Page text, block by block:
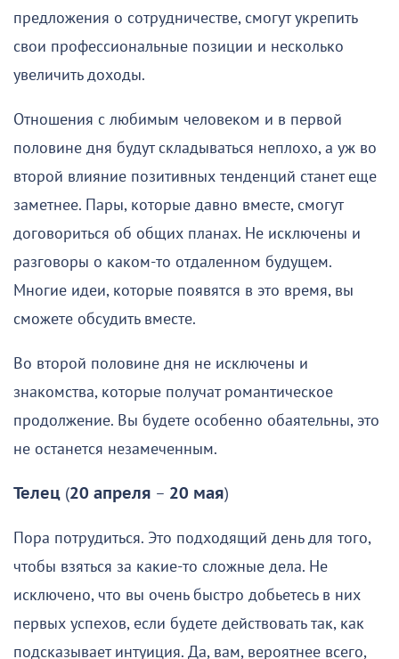
предложения о сотрудничестве, смогут укрепить
свои профессиональные позиции и несколько
увеличить доходы.
Отношения с любимым человеком и в первой
половине дня будут складываться неплохо, а уж во
второй влияние позитивных тенденций станет еще
заметнее. Пары, которые давно вместе, смогут
договориться об общих планах. Не исключены и
разговоры о каком-то отдаленном будущем.
Многие идеи, которые появятся в это время, вы
сможете обсудить вместе.
Во второй половине дня не исключены и
знакомства, которые получат романтическое
продолжение. Вы будете особенно обаятельны, это
не останется незамеченным.
Телец (20 апреля – 20 мая)
Пора потрудиться. Это подходящий день для того,
чтобы взяться за какие-то сложные дела. Не
исключено, что вы очень быстро добьетесь в них
первых успехов, если будете действовать так, как
подсказывает интуиция. Да, вам, вероятнее всего,